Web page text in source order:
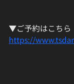
▼ご予約はこちら
https://